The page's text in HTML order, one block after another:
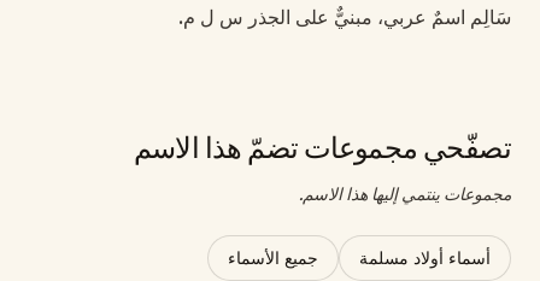
سَالِم اسمٌ عربي، مبنيٌّ على الجذر س ل م.
تصفّحي مجموعات تضمّ هذا الاسم
مجموعات ينتمي إليها هذا الاسم.
أسماء أولاد مسلمة جميع الأسماء